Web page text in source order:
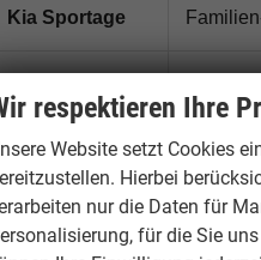
Kia Sportage
Kia EV3 / EV6 /
EV9
SUV
respektieren Ihre
Website setzt Cookies
Hierbei
nur die Daten für
für die Sie